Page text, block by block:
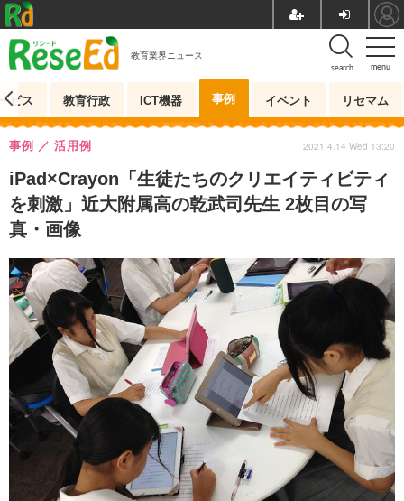
menu
search
教育業界ニュース
ビス 教育行政 ICT機器 事例 イベント リセマム
iPad×Crayon「生徒たちのクリエイティビティ
を刺激」近大附属高の乾武司先生 2枚目の写
真・画像
事例 活用例 2021.4.14 Wed 13:20